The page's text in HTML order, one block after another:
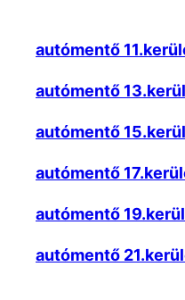
autómentő
autómentő
autómentő
autómentő
autómentő
autómentő